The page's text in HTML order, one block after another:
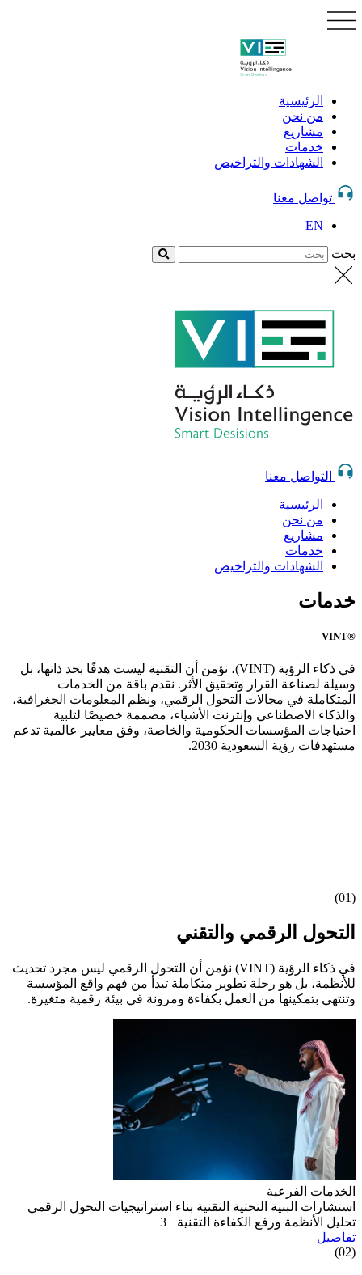
الرئيسية
من نحن
مشاريع
خدمات
الشهادات والتراخيص
تواصل معنا
EN
بحث
التواصل معنا
الرئيسية
من نحن
مشاريع
خدمات
الشهادات والتراخيص
خدمات
®VINT
في ذكاء الرؤية (VINT)، نؤمن أن التقنية ليست هدفًا بحد ذاتها، بل
وسيلة لصناعة القرار وتحقيق الأثر. نقدم باقة من الخدمات
المتكاملة في مجالات التحول الرقمي، ونظم المعلومات الجغرافية،
والذكاء الاصطناعي وإنترنت الأشياء، مصممة خصيصًا لتلبية
احتياجات المؤسسات الحكومية والخاصة، وفق معايير عالمية تدعم
مستهدفات رؤية السعودية 2030.
(01)
التحول الرقمي والتقني
في ذكاء الرؤية (VINT) نؤمن أن التحول الرقمي ليس مجرد تحديث
للأنظمة، بل هو رحلة تطوير متكاملة تبدأ من فهم واقع المؤسسة
وتنتهي بتمكينها من العمل بكفاءة ومرونة في بيئة رقمية متغيرة.
الخدمات الفرعية
استشارات البنية التحتية التقنية بناء استراتيجيات التحول الرقمي
تحليل الأنظمة ورفع الكفاءة التقنية +3
تفاصيل
(02)